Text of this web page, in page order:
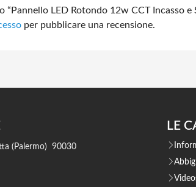
“Pannello LED Rotondo 12w CCT Incasso
per pubblicare una recensione.
(Palermo) 90030
LE